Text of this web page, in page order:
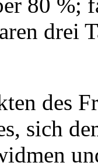
drei
des
sich